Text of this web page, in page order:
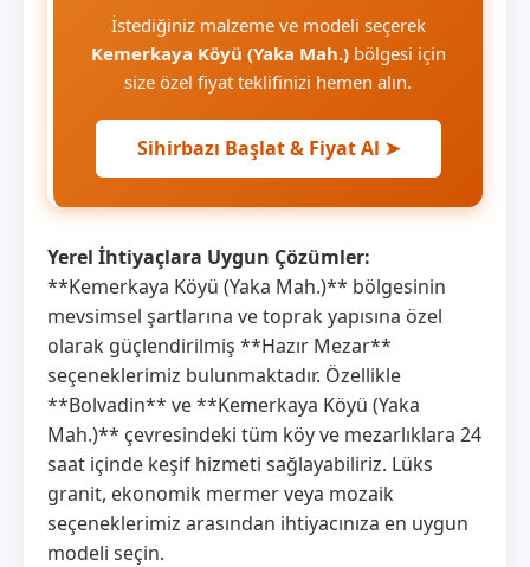
İstediğiniz malzeme ve modeli seçerek
Kemerkaya Köyü (Yaka Mah.)bölgesi için
size özel fiyat teklifinizi hemen alın.
Sihirbazı Başlat & Fiyat Al ➤
Yerel İhtiyaçlara Uygun Çözümler:
**Kemerkaya Köyü (Yaka Mah.)** bölgesinin
mevsimsel şartlarına ve toprak yapısına özel
olarak güçlendirilmiş **Hazır Mezar**
seçeneklerimiz bulunmaktadır. Özellikle
**Bolvadin** ve **Kemerkaya Köyü (Yaka
Mah.)** çevresindeki tüm köy ve mezarlıklara 24
saat içinde keşif hizmeti sağlayabiliriz. Lüks
granit, ekonomik mermer veya mozaik
seçeneklerimiz arasından ihtiyacınıza en uygun
modeli seçin.